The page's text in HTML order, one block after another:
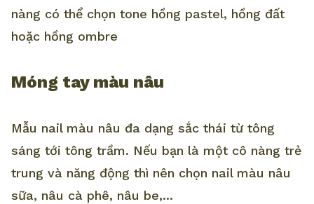
nàng có thể chọn tone hồng pastel, hồng đất
hoặc hồng ombre
Móng tay màu nâu
Mẫu nail màu nâu đa dạng sắc thái từ tông
sáng tới tông trầm. Nếu bạn là một cô nàng trẻ
trung và năng động thì nên chọn nail màu nâu
sữa, nâu cà phê, nâu be,...